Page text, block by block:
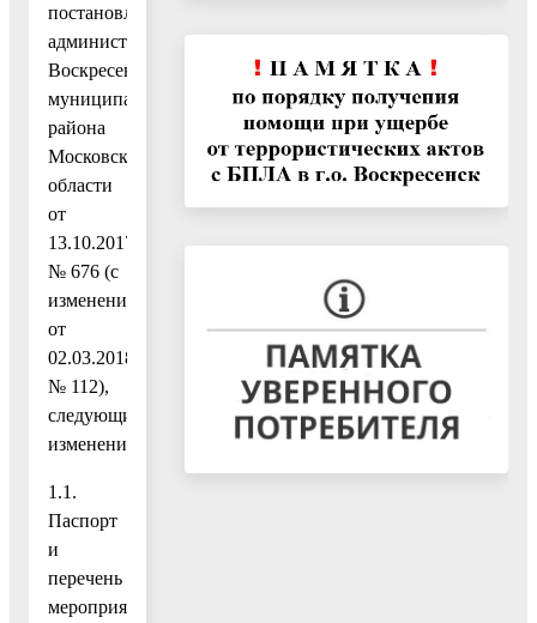
постановлением
администрации
Воскресенского
муниципального
района
Московской
области
от
13.10.2017
№ 676 (с
изменениями
от
02.03.2018
№ 112),
следующие
изменения:
1.1.
Паспорт
и
перечень
мероприятий